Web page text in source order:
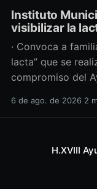
Instituto
visibilizar la
· Convoca a
lacta” que se realizará
compromiso del
salud y los
6 de ago. de 2026 2
H.XVIII